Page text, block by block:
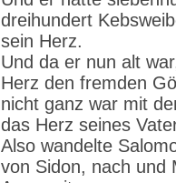
dreihundert
sein Herz.
Und da er nun alt
Herz den fremden
nicht ganz war mit
das Herz seines
Also wandelte
von Sidon, nach und